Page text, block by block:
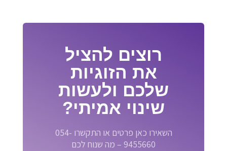
רוצים להציל
את הזוגיות
שלכם ולעשות
שינוי אמיתי?
השאירו כאן פרטים או התקשרו 054-
9455660 – מה שנוח לכם